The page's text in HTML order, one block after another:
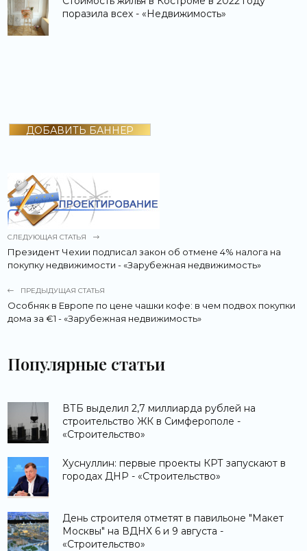
поразила всех - «Недвижимость»
ДОБАВИТЬ БАННЕР
СЛЕДУЮЩАЯ СТАТЬЯ
Президент Чехии подписал закон об отмене 4% налога на
покупку недвижимости - «Зарубежная недвижимость»
ПРЕДЫДУЩАЯ СТАТЬЯ
Особняк в Европе по цене чашки кофе: в чем подвох покупки
дома за €1 - «Зарубежная недвижимость»
Популярные статьи
ВТБ выделил 2,7 миллиарда рублей на
строительство ЖК в Симферополе -
«Строительство»
Хуснуллин: первые проекты КРТ запускают в
городах ДНР - «Строительство»
День строителя отметят в павильоне "Макет
Москвы" на ВДНХ 6 и 9 августа -
«Строительство»